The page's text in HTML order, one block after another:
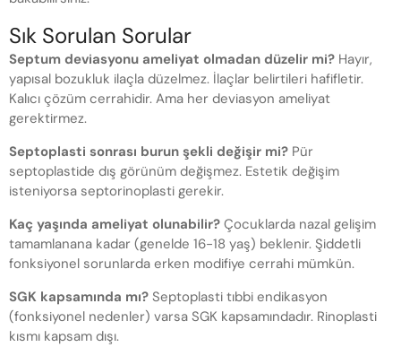
Sık Sorulan Sorular
Septum deviasyonu ameliyat olmadan düzelir mi? Hayır,
yapısal bozukluk ilaçla düzelmez. İlaçlar belirtileri hafifletir.
Kalıcı çözüm cerrahidir. Ama her deviasyon ameliyat
gerektirmez.
Septoplasti sonrası burun şekli değişir mi? Pür
septoplastide dış görünüm değişmez. Estetik değişim
isteniyorsa septorinoplasti gerekir.
Kaç yaşında ameliyat olunabilir? Çocuklarda nazal gelişim
tamamlanana kadar (genelde 16-18 yaş) beklenir. Şiddetli
fonksiyonel sorunlarda erken modifiye cerrahi mümkün.
SGK kapsamında mı? Septoplasti tıbbi endikasyon
(fonksiyonel nedenler) varsa SGK kapsamındadır. Rinoplasti
kısmı kapsam dışı.